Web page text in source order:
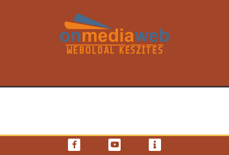
WEBOLDAL KÉSZÍTÉS